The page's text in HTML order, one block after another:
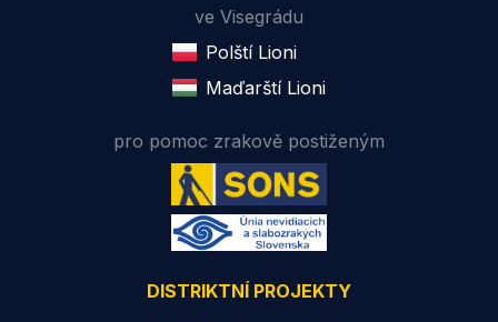
ve Visegrádu
Polští Lioni
Maďarští Lioni
pro pomoc zrakově postiženým
DISTRIKTNÍ PROJEKTY